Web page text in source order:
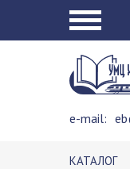
e-mail:
КАТАЛОГ